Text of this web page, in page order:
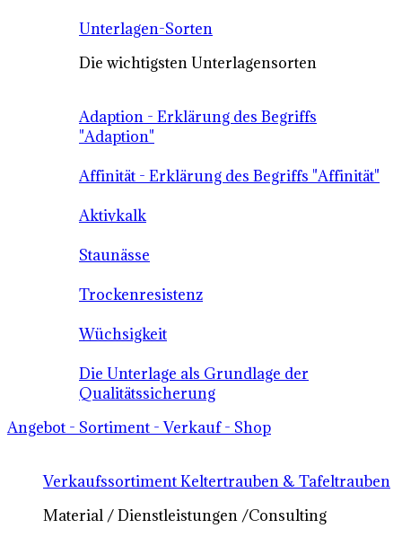
Unterlagen-Sorten
Die wichtigsten Unterlagensorten
Adaption - Erklärung des Begriffs
"Adaption"
Affinität - Erklärung des Begriffs "Affinität"
Aktivkalk
Staunässe
Trockenresistenz
Wüchsigkeit
Die Unterlage als Grundlage der
Qualitätssicherung
Angebot - Sortiment - Verkauf - Shop
Verkaufssortiment Keltertrauben & Tafeltrauben
Material / Dienstleistungen /Consulting